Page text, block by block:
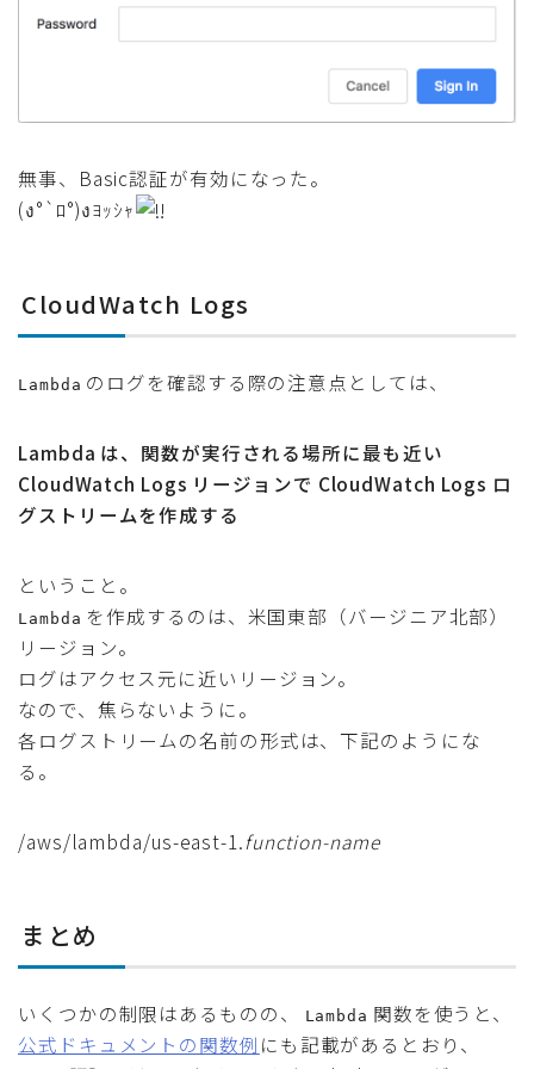
無事、Basic認証が有効になった。
(ง°`ﾛ°)งﾖｯｼｬ
CloudWatch Logs
Lambda のログを確認する際の注意点としては、
Lambda は、関数が実行される場所に最も近い
CloudWatch Logs リージョンで CloudWatch Logs ロ
グストリームを作成する
ということ。
Lambda を作成するのは、米国東部（バージニア北部）
リージョン。
ログはアクセス元に近いリージョン。
なので、焦らないように。
各ログストリームの名前の形式は、下記のようにな
る。
/aws/lambda/us-east-1.function-name
まとめ
いくつかの制限はあるものの、 Lambda 関数を使うと、
公式ドキュメントの関数例 にも記載があるとおり、